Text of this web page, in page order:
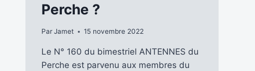
Perche ?
ParJamet 15 novembre 2022
Le N° 160 du bimestriel ANTENNES du
Perche est parvenu aux membres du